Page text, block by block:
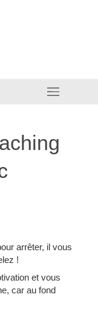
arrêter, il vous
!
et vous
car au fond